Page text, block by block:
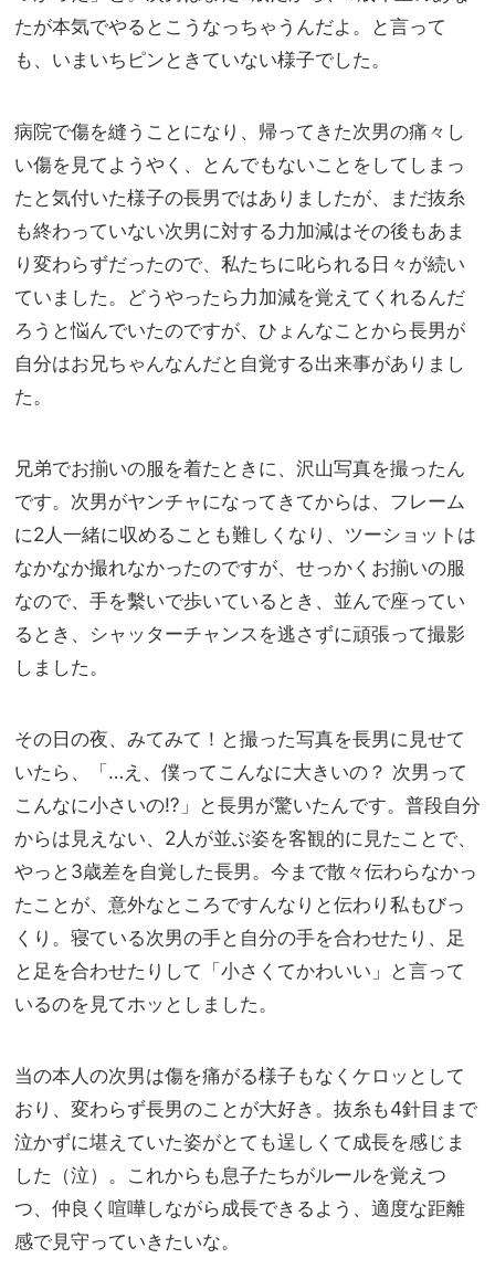
たが本気でやるとこうなっちゃうんだよ。と言って
も、いまいちピンときていない様子でした。
病院で傷を縫うことになり、帰ってきた次男の痛々し
い傷を見てようやく、とんでもないことをしてしまっ
たと気付いた様子の長男ではありましたが、まだ抜糸
も終わっていない次男に対する力加減はその後もあま
り変わらずだったので、私たちに叱られる日々が続い
ていました。どうやったら力加減を覚えてくれるんだ
ろうと悩んでいたのですが、ひょんなことから長男が
自分はお兄ちゃんなんだと自覚する出来事がありまし
た。
兄弟でお揃いの服を着たときに、沢山写真を撮ったん
です。次男がヤンチャになってきてからは、フレーム
に2人一緒に収めることも難しくなり、ツーショットは
なかなか撮れなかったのですが、せっかくお揃いの服
なので、手を繫いで歩いているとき、並んで座ってい
るとき、シャッターチャンスを逃さずに頑張って撮影
しました。
その日の夜、みてみて！と撮った写真を長男に見せて
いたら、「…え、僕ってこんなに大きいの？ 次男って
こんなに小さいの⁉」と長男が驚いたんです。普段自分
からは見えない、2人が並ぶ姿を客観的に見たことで、
やっと3歳差を自覚した長男。今まで散々伝わらなかっ
たことが、意外なところですんなりと伝わり私もびっ
くり。寝ている次男の手と自分の手を合わせたり、足
と足を合わせたりして「小さくてかわいい」と言って
いるのを見てホッとしました。
当の本人の次男は傷を痛がる様子もなくケロッとして
おり、変わらず長男のことが大好き。抜糸も4針目まで
泣かずに堪えていた姿がとても逞しくて成長を感じま
した（泣）。これからも息子たちがルールを覚えつ
つ、仲良く喧嘩しながら成長できるよう、適度な距離
感で見守っていきたいな。